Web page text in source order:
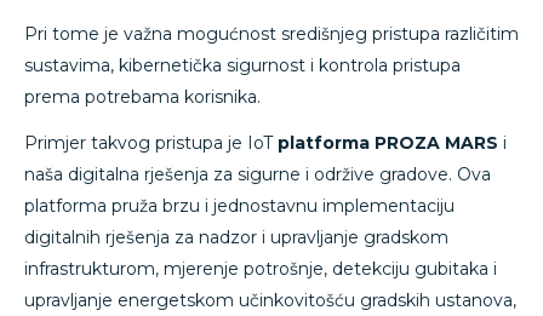
Pri tome je važna mogućnost središnjeg pristupa različitim
sustavima, kibernetička sigurnost i kontrola pristupa
prema potrebama korisnika.
Primjer takvog pristupa je IoT platforma PROZA MARS i
naša digitalna rješenja za sigurne i održive gradove. Ova
platforma pruža brzu i jednostavnu implementaciju
digitalnih rješenja za nadzor i upravljanje gradskom
infrastrukturom, mjerenje potrošnje, detekciju gubitaka i
upravljanje energetskom učinkovitošću gradskih ustanova,